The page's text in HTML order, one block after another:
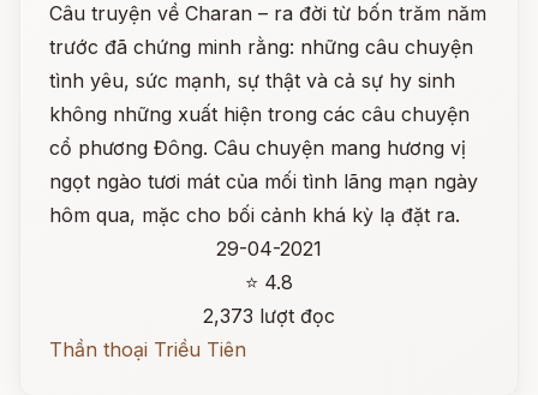
Câu truyện về Charan – ra đời từ bốn trăm năm
trước đã chứng minh rằng: những câu chuyện
tình yêu, sức mạnh, sự thật và cả sự hy sinh
không những xuất hiện trong các câu chuyện
cổ phương Đông. Câu chuyện mang hương vị
ngọt ngào tươi mát của mối tình lãng mạn ngày
hôm qua, mặc cho bối cảnh khá kỳ lạ đặt ra.
29-04-2021
⭐ 4.8
2,373 lượt đọc
Thần thoại Triều Tiên